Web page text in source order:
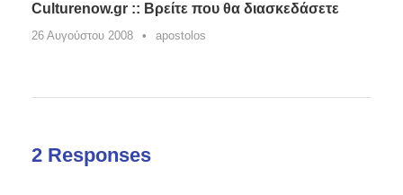
Culturenow.gr :: Βρείτε που θα διασκεδάσετε
26 Αυγούστου 2008 • apostolos
2 Responses